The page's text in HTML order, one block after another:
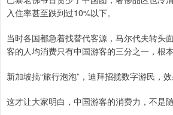
入住率甚至跌到过10%以下。
当时各国都急着找替代客源，马尔代夫转头
客的人均消费只有中国游客的三分之一，根
新加坡搞“旅行泡泡”，迪拜招揽数字游民，效
这才让大家明白，中国游客的消费力，不是